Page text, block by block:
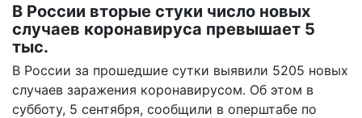
В России вторые стуки число новых
случаев коронавируса превышает 5
тыс.
В России за прошедшие сутки выявили 5205 новых
случаев заражения коронавирусом. Об этом в
субботу, 5 сентября, сообщили в оперштабе по